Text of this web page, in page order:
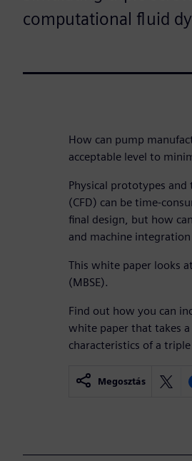
computational fluid
How can pump
acceptable level to
Physical prototypes
(CFD) can be time-
final design, but how
and machine integration
This white paper looks
(MBSE).
Find out how you can
white paper that takes
characteristics of a
Megosztás